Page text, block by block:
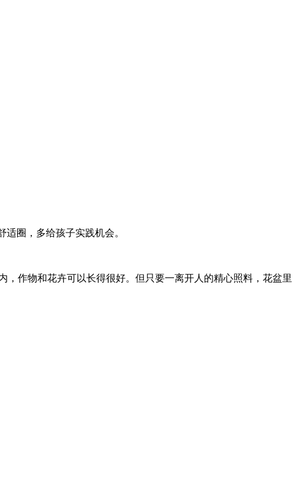
圈，多给孩子实践机会。
作物和花卉可以长得很好。但只要一离开人的精心照料，花盆里